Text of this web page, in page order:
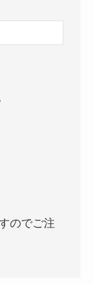
のでご注